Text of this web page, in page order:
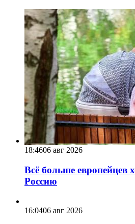
18:4606 авг 2026
Всё больше европейцев
Россию
16:0406 авг 2026